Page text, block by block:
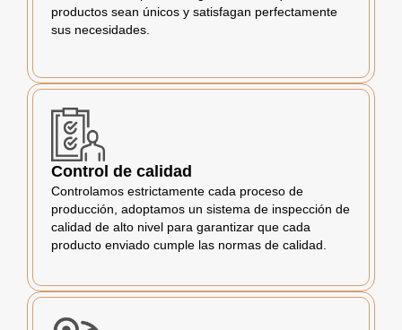
productos sean únicos y satisfagan perfectamente
sus necesidades.
Control de calidad
Controlamos estrictamente cada proceso de
producción, adoptamos un sistema de inspección de
calidad de alto nivel para garantizar que cada
producto enviado cumple las normas de calidad.